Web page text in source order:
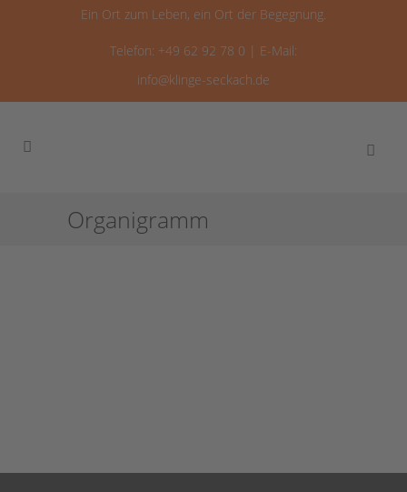
Ein Ort zum Leben, ein Ort der Begegnung.
Telefon: +49 62 92 78 0 | E-Mail:
info@klinge-seckach.de
Organigramm